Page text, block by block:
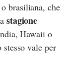
brasiliana, che
stagione
Hawaii o
stesso vale per